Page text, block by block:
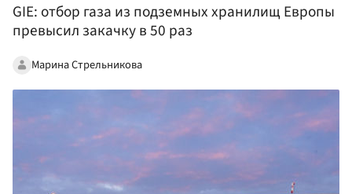
GIE: отбор газа из подземных хранилищ Европы
превысил закачку в 50 раз
Марина Стрельникова